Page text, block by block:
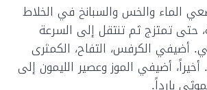
الماء والخس والسبانخ في الخلاط
تمتزج ثم تنتقل إلى السرعة
أضيفي الكرفس، التفاح، الكمثرى
أخيراً، أضيفي الموز وعصير الليمون إلى
بارداً.